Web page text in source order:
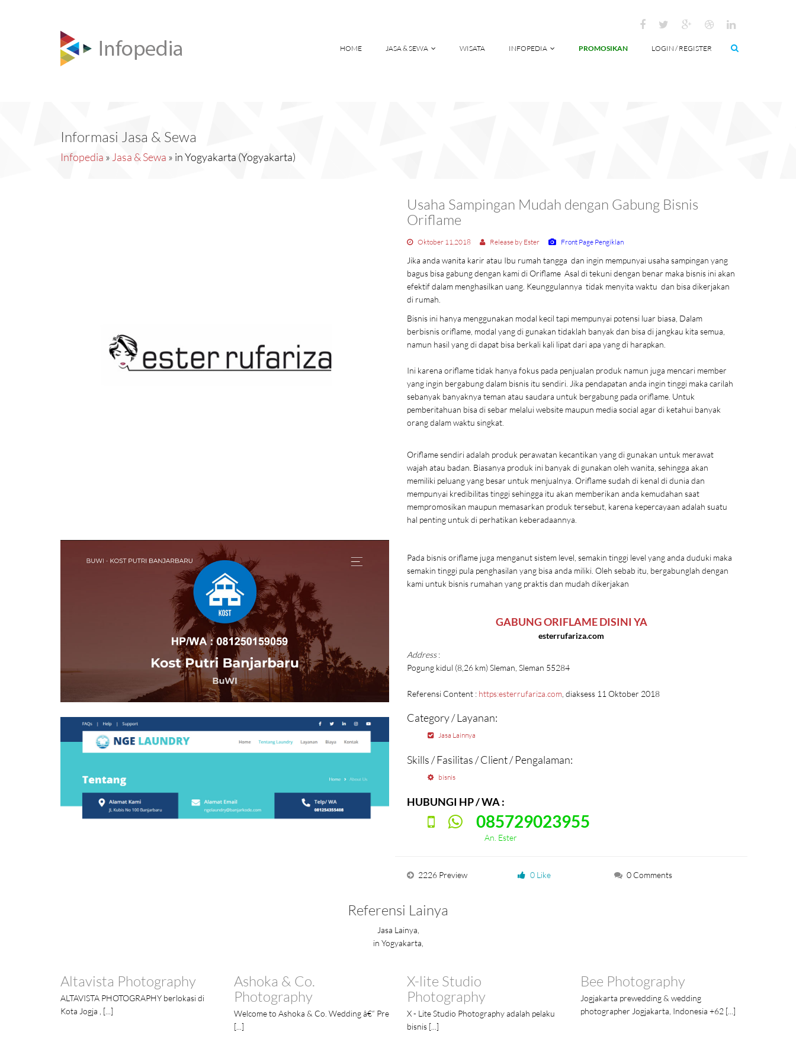
HOME JASA & SEWA WISATA INFOPEDIA PROMOSIKAN LOGIN / REGISTER
Informasi Jasa & Sewa
Infopedia » Jasa & Sewa » in Yogyakarta (Yogyakarta)
Usaha Sampingan Mudah dengan Gabung Bisnis
Oriflame
Oktober 11,2018 Release by Ester Front Page Pengiklan
Jika anda wanita karir atau Ibu rumah tangga dan ingin mempunyai usaha sampingan yang
bagus bisa gabung dengan kami di Oriflame Asal di tekuni dengan benar maka bisnis ini akan
efektif dalam menghasilkan uang. Keunggulannya tidak menyita waktu dan bisa dikerjakan
di rumah.
Bisnis ini hanya menggunakan modal kecil tapi mempunyai potensi luar biasa, Dalam
berbisnis oriflame, modal yang di gunakan tidaklah banyak dan bisa di jangkau kita semua,
namun hasil yang di dapat bisa berkali kali lipat dari apa yang di harapkan.
Ini karena oriflame tidak hanya fokus pada penjualan produk namun juga mencari member
yang ingin bergabung dalam bisnis itu sendiri. Jika pendapatan anda ingin tinggi maka carilah
sebanyak banyaknya teman atau saudara untuk bergabung pada oriflame. Untuk
pemberitahuan bisa di sebar melalui website maupun media social agar di ketahui banyak
orang dalam waktu singkat.
Oriflame sendiri adalah produk perawatan kecantikan yang di gunakan untuk merawat
wajah atau badan. Biasanya produk ini banyak di gunakan oleh wanita, sehingga akan
memiliki peluang yang besar untuk menjualnya. Oriflame sudah di kenal di dunia dan
mempunyai kredibilitas tinggi sehingga itu akan memberikan anda kemudahan saat
mempromosikan maupun memasarkan produk tersebut, karena kepercayaan adalah suatu
hal penting untuk di perhatikan keberadaannya.
Pada bisnis oriflame juga menganut sistem level, semakin tinggi level yang anda duduki maka
semakin tinggi pula penghasilan yang bisa anda miliki. Oleh sebab itu, bergabunglah dengan
kami untuk bisnis rumahan yang praktis dan mudah dikerjakan
GABUNG ORIFLAME DISINI YA
esterrufariza.com
Address:
Pogung kidul (8,26 km) Sleman, Sleman 55284
Referensi Content : https:esterrufariza.com , diaksess 11 Oktober 2018
Category / Layanan:
Jasa Lainnya
Skills / Fasilitas / Client / Pengalaman:
bisnis
HUBUNGI HP / WA :
085729023955
An. Ester
2226 Preview 0 Like 0 Comments
Referensi Lainya
Jasa Lainya,
in Yogyakarta,
Altavista Photography
ALTAVISTA PHOTOGRAPHY berlokasi di
Kota Jogja , [...]
Ashoka & Co.
Photography
Welcome to Ashoka & Co. Wedding â€“ Pre
[...]
X-lite Studio
Photography
X - Lite Studio Photography adalah pelaku
bisnis [...]
Bee Photography
Jogjakarta prewedding & wedding
photographer Jogjakarta, Indonesia +62 [...]